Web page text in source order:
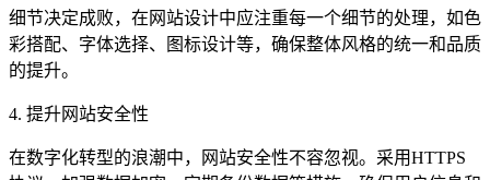
细节决定成败，在网站设计中应注重每一个细节的处理，如色
彩搭配、字体选择、图标设计等，确保整体风格的统一和品质
的提升。
4. 提升网站安全性
在数字化转型的浪潮中，网站安全性不容忽视。采用HTTPS